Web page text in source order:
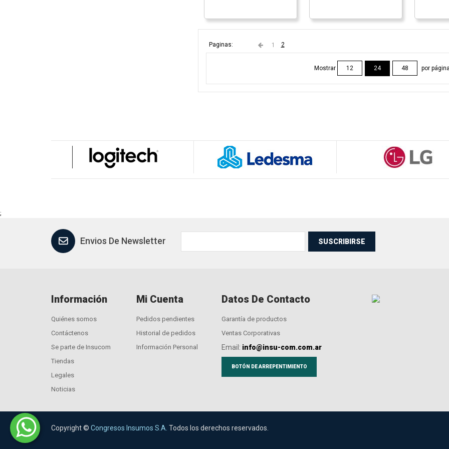
Paginas: 1 2
Mostrar 12 24 48 por
;
Envios De Newsletter SUSCRIBIRSE
Información
Quiénes somos
Contáctenos
Se parte de Insucom
Tiendas
Legales
Noticias
Mi Cuenta
Pedidos pendientes
Historial de pedidos
Información Personal
Datos De Contacto
Garantía de productos
Ventas Corporativas
Email: info@insu-com.com.ar
BOTÓN DE ARREPENTIMIENTO
Copyright © Congresos Insumos S.A. Todos los derechos reservados.